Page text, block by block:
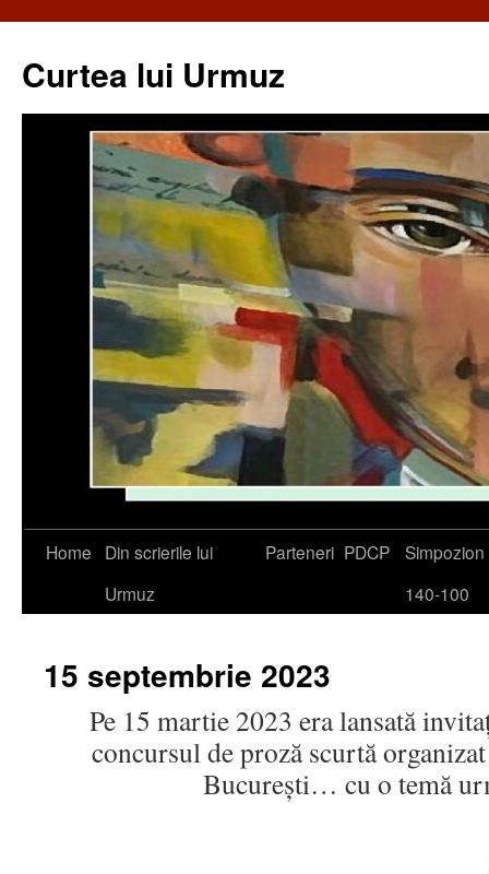
Curtea lui Urmuz
Skip
Home
Din scrierile lui
Urmuz
Parteneri PDCP
140-100
15 septembrie 2023
Pe 15 martie 2023 era lansată
concursul de proză scurtă
București… cu o temă